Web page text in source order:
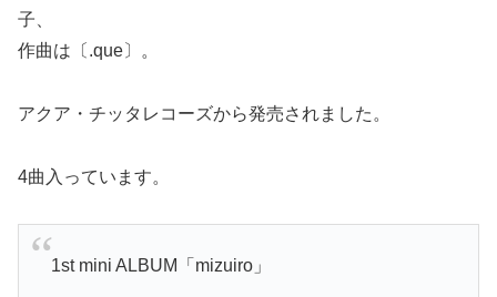
子、
作曲は〔.que〕。
アクア・チッタレコーズから発売されました。
4曲入っています。
1st mini ALBUM「mizuiro」